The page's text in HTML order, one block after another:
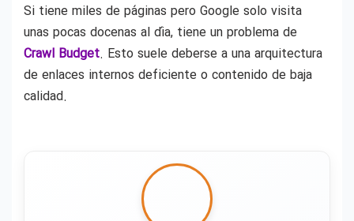
Si tiene miles de páginas pero Google solo visita
unas pocas docenas al día, tiene un problema de
Crawl Budget. Esto suele deberse a una arquitectura
de enlaces internos deficiente o contenido de baja
calidad.